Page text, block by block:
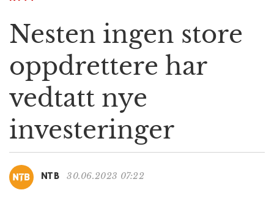
a
i
o
Nesten ingen store
oppdrettere har
vedtatt nye
investeringer
NTB 30.06.2023 07:22